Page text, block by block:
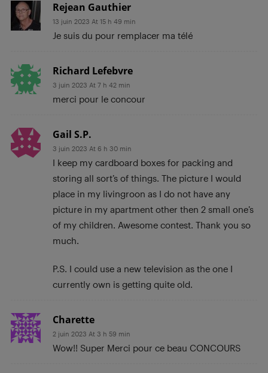
Rejean Gauthier
13 juin 2023 At 15 h 49 min
Je suis du pour remplacer ma télé
Richard Lefebvre
3 juin 2023 At 7 h 42 min
merci pour le concour
Gail S.P.
3 juin 2023 At 6 h 30 min
I keep my cardboard boxes for packing and
storing all sort’s of things. The picture I would
place in my livingroon as I do not have any
picture in my apartment other then 2 small one’s
of my children. Awesome contest. Thank you so
much.
P.S. I could use a new television as the one I
currently own is getting quite old.
Charette
2 juin 2023 At 3 h 59 min
Wow!! Super Merci pour ce beau CONCOURS